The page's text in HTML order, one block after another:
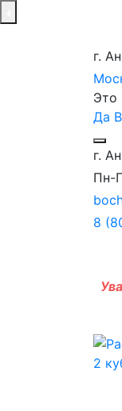
г.
Это
Да
г.
Пн-
8